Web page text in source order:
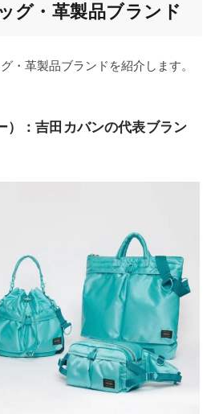
グ・革製品ブランド
・革製品ブランドを紹介します。
）：吉田カバンの代表ブラン